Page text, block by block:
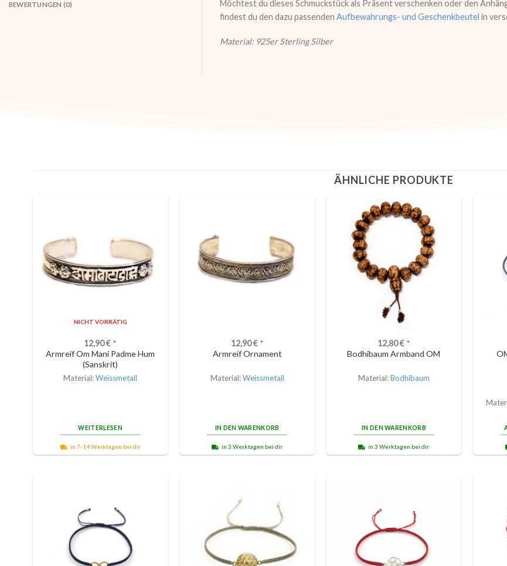
BEWERTUNGEN (0)
Möchtest du dieses Schmuckstück als Präsent verschenken oder den
findest du den dazu passenden Aufbewahrungs- und Geschenkbeutel in
Material: 925er Sterling Silber
ÄHNLICHE PRODUKTE
NICHT VORRÄTIG
12,90€ *
Armreif Om Mani Padme Hum
(Sanskrit)
Material:Weissmetall
WEITERLESEN
in 7-14 Werktagen bei dir
12,90€*
Armreif Ornament
Material:Weissmetall
IN DEN WARENKORB
in 3 Werktagen bei dir
12,80€*
Bodhibaum Armband OM
Material:Bodhibaum
IN DEN WARENKORB
in 3 Werktagen bei dir